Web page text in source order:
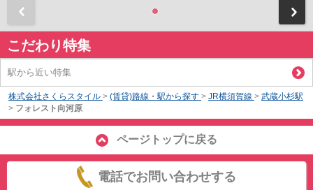
こだわり特集
駅から近い特集
株式会社さくらスタイル > (賃貸)路線・駅から探す > JR横須賀線 > 武蔵小杉駅
> フォレスト向河原
ページトップに戻る
電話でお問い合わせする